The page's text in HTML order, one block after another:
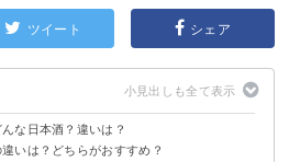
ツイート シェア
な日本酒？違いは？
本酒の種類の一つ
違いは原材料
いは？どちらがおすすめ？